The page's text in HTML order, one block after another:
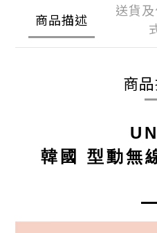
商品描述
送貨
商
韓國 型動無